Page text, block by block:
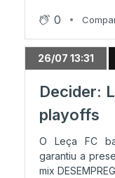
0
26/07 13:31
Decider:
playoffs
O Leça FC
garantiu a
mix